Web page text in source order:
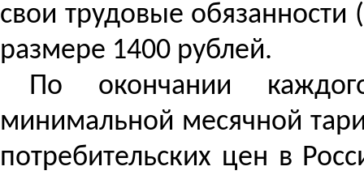
свои трудовые обязанности
размере 1400 рублей.
По окончании
минимальной месячной
потребительских цен в